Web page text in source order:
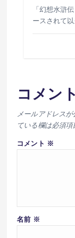
「幻想水滸
ースされて
コメン
メールアドレスが
ている欄は必須項
コメント ※
名前 ※